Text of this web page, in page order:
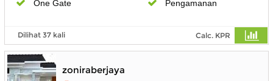
One Gate Pengamanan
Dilihat 37 kali Calc. KPR
zoniraberjaya